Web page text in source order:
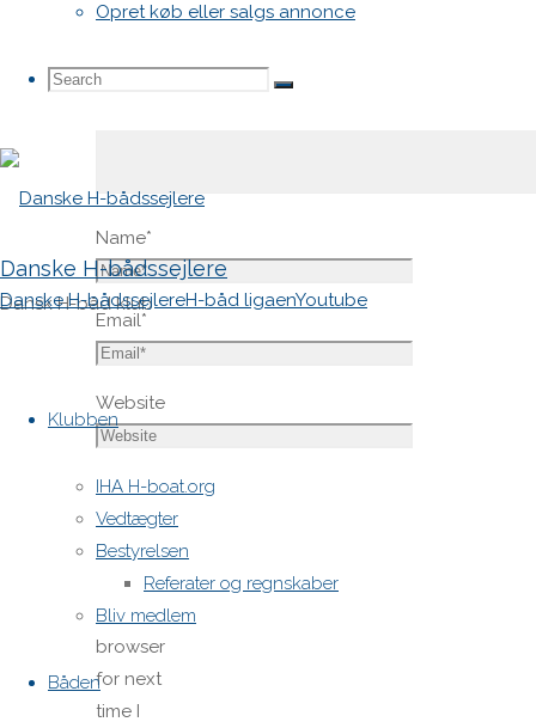
Opret køb eller salgs annonce
Search
Search
Search
Danske H-bådssejlere
Dansk H-båd klub
Danske H-bådssejlereH-båd ligaenYoutube
Klubben
IHA H-boat.org
Vedtægter
Bestyrelsen
Referater og regnskaber
Bliv medlem
Båden
Comment
Name*
Email*
Website
Save
my name,
email,
and site
URL in my
browser
for next
time I